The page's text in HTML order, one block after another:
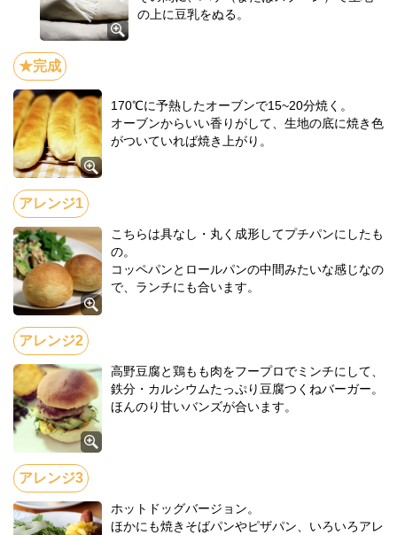
の上に豆乳をぬる。
170℃に予熱したオーブンで15~20分焼く。
オーブンからいい香りがして、生地の底に焼き色
がついていれば焼き上がり。
こちらは具なし・丸く成形してプチパンにしたも
の。
コッペパンとロールパンの中間みたいな感じなの
で、ランチにも合います。
高野豆腐と鶏もも肉をフープロでミンチにして、
鉄分・カルシウムたっぷり豆腐つくねバーガー。
ほんのり甘いバンズが合います。
ホットドッグバージョン。
ほかにも焼きそばパンやピザパン、いろいろアレ